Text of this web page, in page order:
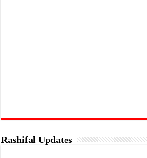
Rashifal Updates